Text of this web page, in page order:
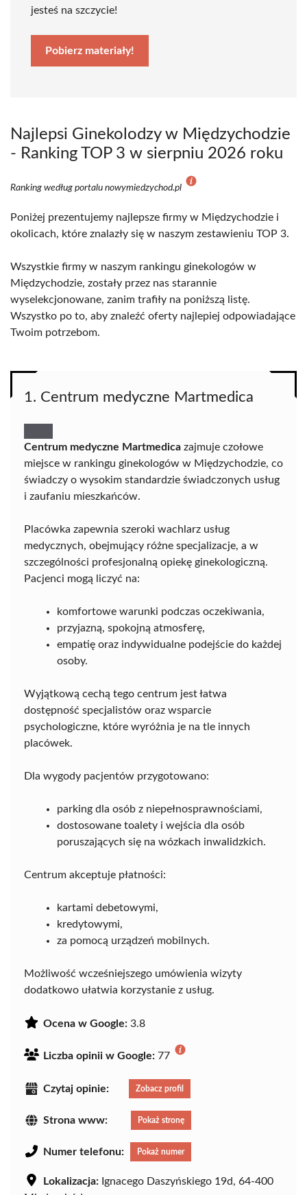
jesteś na szczycie!
Pobierz materiały!
Najlepsi Ginekolodzy w Międzychodzie
- Ranking TOP 3 w sierpniu 2026 roku
Ranking według portalu nowymiedzychod.pl
Poniżej prezentujemy najlepsze firmy w Międzychodzie i
okolicach, które znalazły się w naszym zestawieniu TOP 3.
Wszystkie firmy w naszym rankingu ginekologów w
Międzychodzie, zostały przez nas starannie
wyselekcjonowane, zanim trafiły na poniższą listę.
Wszystko po to, aby znaleźć oferty najlepiej odpowiadające
Twoim potrzebom.
1. Centrum medyczne Martmedica
Centrum medyczne Martmedica zajmuje czołowe
miejsce w rankingu ginekologów w Międzychodzie, co
świadczy o wysokim standardzie świadczonych usług
i zaufaniu mieszkańców.
Placówka zapewnia szeroki wachlarz usług
medycznych, obejmujący różne specjalizacje, a w
szczególności profesjonalną opiekę ginekologiczną.
Pacjenci mogą liczyć na:
komfortowe warunki podczas oczekiwania,
przyjazną, spokojną atmosferę,
empatię oraz indywidualne podejście do każdej
osoby.
Wyjątkową cechą tego centrum jest łatwa
dostępność specjalistów oraz wsparcie
psychologiczne, które wyróżnia je na tle innych
placówek.
Dla wygody pacjentów przygotowano:
parking dla osób z niepełnosprawnościami,
dostosowane toalety i wejścia dla osób
poruszających się na wózkach inwalidzkich.
Centrum akceptuje płatności:
kartami debetowymi,
kredytowymi,
za pomocą urządzeń mobilnych.
Możliwość wcześniejszego umówienia wizyty
dodatkowo ułatwia korzystanie z usług.
Ocena w Google: 3.8
Liczba opinii w Google: 77
Czytaj opinie: Zobacz profil
Strona www: Pokaż stronę
Numer telefonu: Pokaż numer
Lokalizacja: Ignacego Daszyńskiego 19d, 64-400